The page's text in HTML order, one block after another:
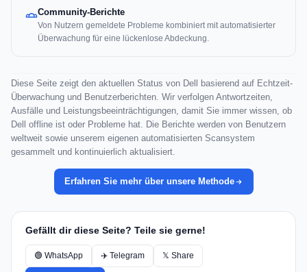
Community-Berichte
Von Nutzern gemeldete Probleme kombiniert mit automatisierter
Überwachung für eine lückenlose Abdeckung.
Diese Seite zeigt den aktuellen Status von Dell basierend auf Echtzeit-
Überwachung und Benutzerberichten. Wir verfolgen Antwortzeiten,
Ausfälle und Leistungsbeeinträchtigungen, damit Sie immer wissen, ob
Dell offline ist oder Probleme hat. Die Berichte werden von Benutzern
weltweit sowie unserem eigenen automatisierten Scansystem
gesammelt und kontinuierlich aktualisiert.
Erfahren Sie mehr über unsere Methode
Gefällt dir diese Seite? Teile sie gerne!
🟢 WhatsApp ✈️ Telegram 𝕏 Share